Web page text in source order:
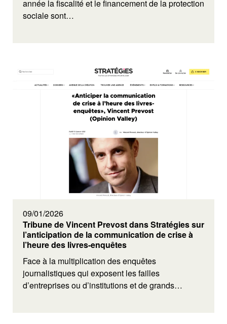
année la fiscalité et le financement de la protection
sociale sont…
09/01/2026
Tribune de Vincent Prevost dans Stratégies sur
l’anticipation de la communication de crise à
l’heure des livres-enquêtes
Face à la multiplication des enquêtes
journalistiques qui exposent les failles
d’entreprises ou d’institutions et de grands…